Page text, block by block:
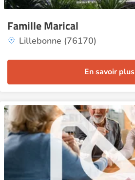
Famille Marical
Lillebonne (76170)
En savoir plus